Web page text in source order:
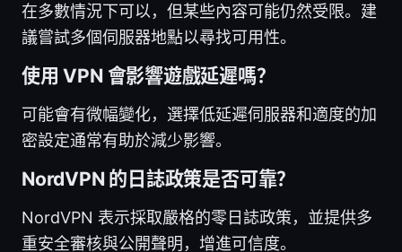
在多數情況下可以，但某些內容可能仍然受限。建
議嘗試多個伺服器地點以尋找可用性。
使用 VPN 會影響遊戲延遲嗎？
可能會有微幅變化，選擇低延遲伺服器和適度的加
密設定通常有助於減少影響。
NordVPN 的日誌政策是否可靠？
NordVPN 表示採取嚴格的零日誌政策，並提供多
重安全審核與公開聲明，增進可信度。